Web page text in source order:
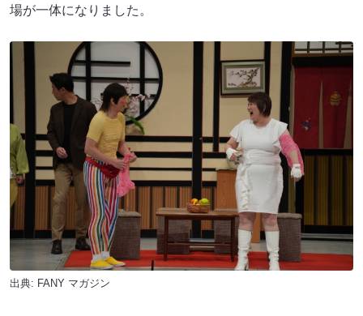
場が一体になりました。
出典: FANY マガジン